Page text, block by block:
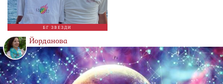
БГ ЗВЕЗДИ
Йорданова